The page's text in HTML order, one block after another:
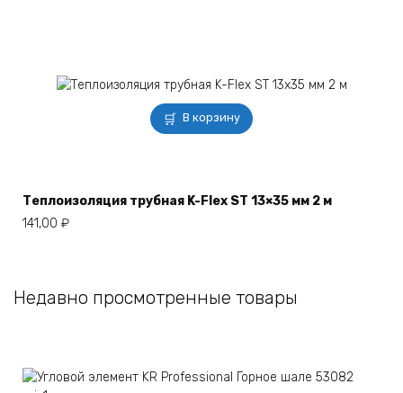
В корзину
Теплоизоляция трубная K-Flex ST 13×35 мм 2 м
141,00 ₽
Недавно просмотренные товары